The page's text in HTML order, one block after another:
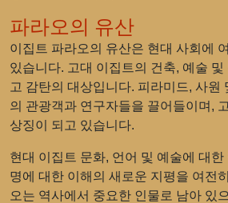
파라오의 유산
이집트 파라오의 유산은 현대 사회에
있습니다. 고대 이집트의 건축, 예술 및
고 감탄의 대상입니다. 피라미드, 사원
의 관광객과 연구자들을 끌어들이며,
상징이 되고 있습니다.
현대 이집트 문화, 언어 및 예술에 대
명에 대한 이해의 새로운 지평을 여전
오는 역사에서 중요한 인물로 남아 있